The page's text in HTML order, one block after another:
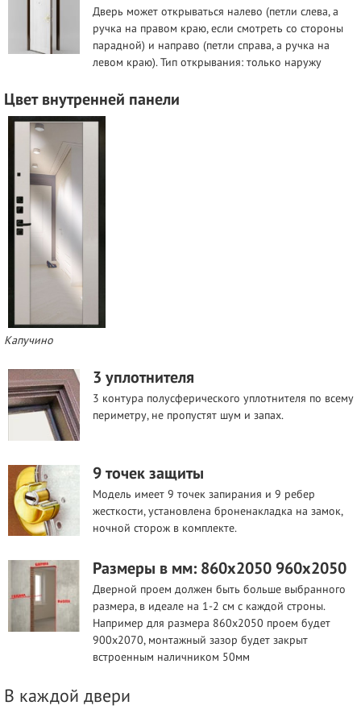
Дверь может открываться налево (петли слева, а
ручка на правом краю, если смотреть со стороны
парадной) и направо (петли справа, а ручка на
левом краю). Тип открывания: только наружу
Цвет внутренней панели
Капучино
3 уплотнителя
3 контура полусферического уплотнителя по всему
периметру, не пропустят шум и запах.
9 точек защиты
Модель имеет 9 точек запирания и 9 ребер
жесткости, установлена броненакладка на замок,
ночной сторож в комплекте.
Размеры в мм: 860х2050 960х2050
Дверной проем должен быть больше выбранного
размера, в идеале на 1-2 см с каждой строны.
Например для размера 860х2050 проем будет
900х2070, монтажный зазор будет закрыт
встроенным наличником 50мм
В каждой двери